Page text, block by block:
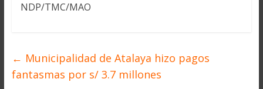
NDP/TMC/MAO
← Municipalidad de Atalaya hizo pagos
fantasmas por s/ 3.7 millones